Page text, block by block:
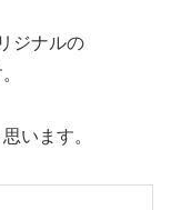
ジナルの
います。